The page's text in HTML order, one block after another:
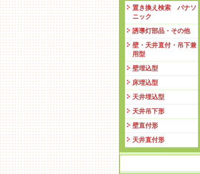
置き換え検索 パナソ
ニック
誘導灯部品・その他
壁・天井直付・吊下兼
用型
壁埋込型
床埋込型
天井埋込型
天井吊下形
壁直付形
天井直付形